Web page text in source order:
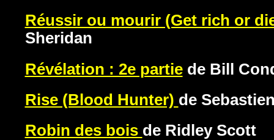
Réussir ou mourir (Get rich or
Sheridan
Révélation : 2e partiede Bill
Rise (Blood Hunter) de
Robin des bois de Ridley Scott